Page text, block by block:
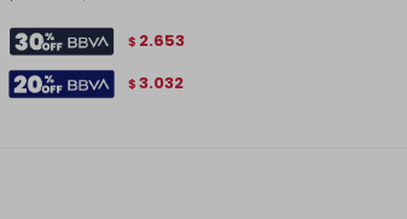
$ 2.653
$ 3.032